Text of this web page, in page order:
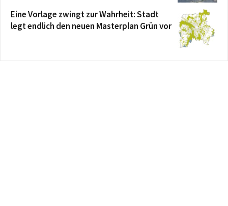
Eine Vorlage zwingt zur Wahrheit: Stadt
legt endlich den neuen Masterplan Grün vor